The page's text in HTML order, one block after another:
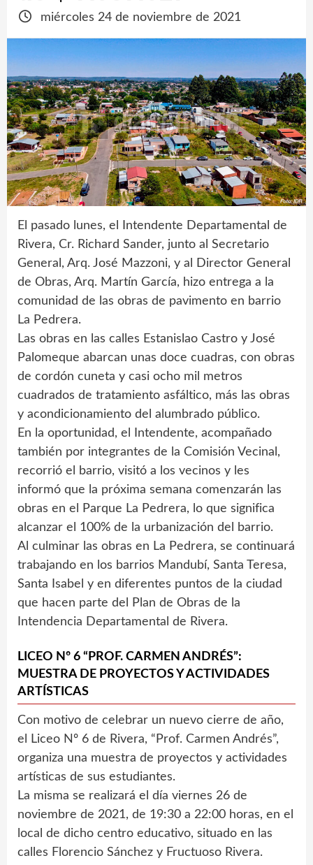
miércoles 24 de noviembre de 2021
El pasado lunes, el Intendente Departamental de
Rivera, Cr. Richard Sander, junto al Secretario
General, Arq. José Mazzoni, y al Director General
de Obras, Arq. Martín García, hizo entrega a la
comunidad de las obras de pavimento en barrio
La Pedrera.
Las obras en las calles Estanislao Castro y José
Palomeque abarcan unas doce cuadras, con obras
de cordón cuneta y casi ocho mil metros
cuadrados de tratamiento asfáltico, más las obras
y acondicionamiento del alumbrado público.
En la oportunidad, el Intendente, acompañado
también por integrantes de la Comisión Vecinal,
recorrió el barrio, visitó a los vecinos y les
informó que la próxima semana comenzarán las
obras en el Parque La Pedrera, lo que significa
alcanzar el 100% de la urbanización del barrio.
Al culminar las obras en La Pedrera, se continuará
trabajando en los barrios Mandubí, Santa Teresa,
Santa Isabel y en diferentes puntos de la ciudad
que hacen parte del Plan de Obras de la
Intendencia Departamental de Rivera.
LICEO Nº 6 “PROF. CARMEN ANDRÉS”:
MUESTRA DE PROYECTOS Y ACTIVIDADES
ARTÍSTICAS
Con motivo de celebrar un nuevo cierre de año,
el Liceo Nº 6 de Rivera, “Prof. Carmen Andrés”,
organiza una muestra de proyectos y actividades
artísticas de sus estudiantes.
La misma se realizará el día viernes 26 de
noviembre de 2021, de 19:30 a 22:00 horas, en el
local de dicho centro educativo, situado en las
calles Florencio Sánchez y Fructuoso Rivera.